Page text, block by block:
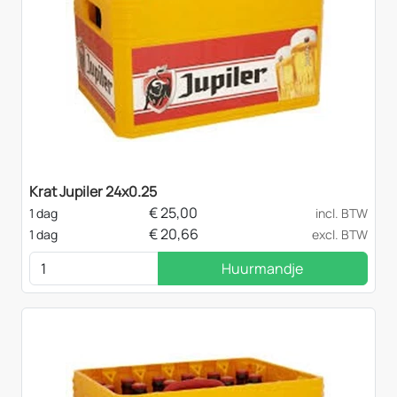
Krat Jupiler 24x0.25
1 dag €25,00
incl. BTW
1 dag
€20,66 excl. BTW
Huurmandje